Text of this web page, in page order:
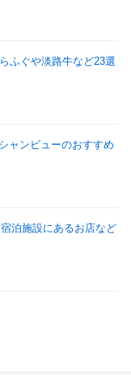
ふぐや淡路牛など23選
ャンビューのおすすめ
泊施設にあるお店など